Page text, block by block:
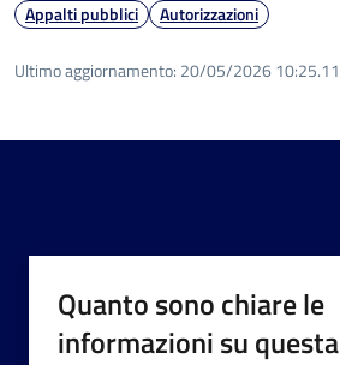
Appalti pubblici Autorizzazioni
Ultimo aggiornamento: 20/05/2026 10:25.11
Quanto sono chiare le
informazioni su questa